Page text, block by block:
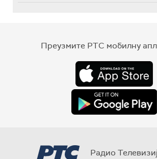
Преузмите РТС мобилну
Радио